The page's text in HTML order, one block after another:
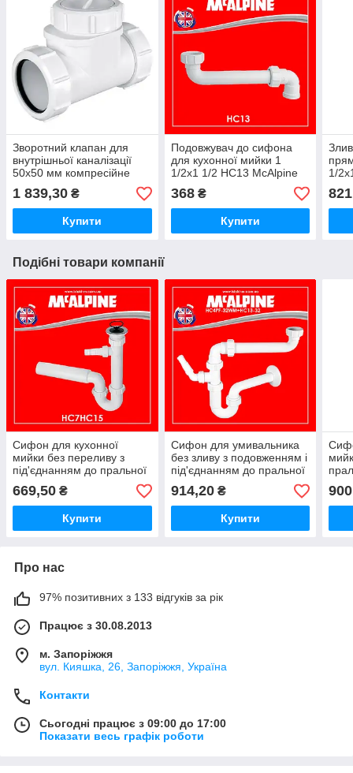
Зворотний клапан для
внутрішньої каналізації
50х50 мм компресійне
з'єднання Z2850-NRV
McAlpine
1 839,30 ₴
Купити
Подовжувач до сифона
для кухонної мийки 1
1/2х1 1/2 HC13 McAlpine
368₴
Купити
1/
Подібні товари компанії
Сифон для кухонної
мийки без переливу з
під'єднанням до пральної
HC7HC15 McAlpine
669,50 ₴
Купити
Сифон для умивальника
без зливу з подовженням і
під'єднанням до пральної
32WM+HC13-32
McALPINE
914,20₴
Купити
1/
Про нас
97% позитивних з 133 відгуків за рік
Працює з 30.08.2013
м. Запоріжжя
вул. Кияшка, 26, Запоріжжя, Україна
Контакти
Сьогодні працює з 09:00 до 17:00
Показати весь графік роботи